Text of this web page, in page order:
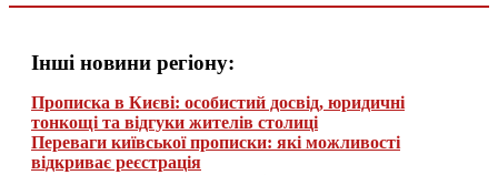
Інші новини регіону:
Прописка в Києві: особистий досвід, юридичні
тонкощі та відгуки жителів столиці
Переваги київської прописки: які можливості
відкриває реєстрація